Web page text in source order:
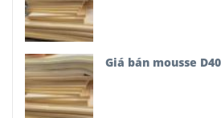
Giá bán mousse D40